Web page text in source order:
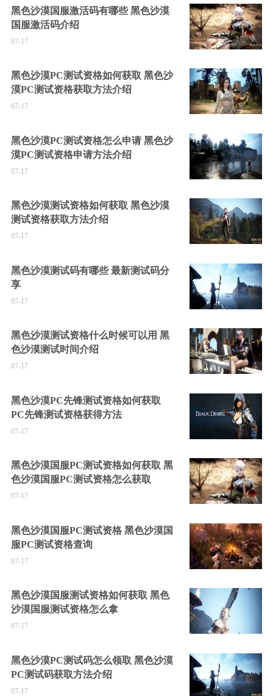
黑色沙漠国服激活码有哪些 黑色沙漠
国服激活码介绍
07-17
黑色沙漠PC测试资格如何获取 黑色沙
漠PC测试资格获取方法介绍
07-17
黑色沙漠PC测试资格怎么申请 黑色沙
漠PC测试资格申请方法介绍
07-17
黑色沙漠测试资格如何获取 黑色沙漠
测试资格获取方法介绍
07-17
黑色沙漠测试码有哪些 最新测试码分
享
07-17
黑色沙漠测试资格什么时候可以用 黑
色沙漠测试时间介绍
07-17
黑色沙漠PC先锋测试资格如何获取
PC先锋测试资格获得方法
07-17
黑色沙漠国服PC测试资格如何获取 黑
色沙漠国服PC测试资格怎么获取
07-17
黑色沙漠国服PC测试资格 黑色沙漠国
服PC测试资格查询
07-17
黑色沙漠国服测试资格如何获取 黑色
沙漠国服测试资格怎么拿
07-17
黑色沙漠PC测试码怎么领取 黑色沙漠
PC测试码获取方法介绍
07-17